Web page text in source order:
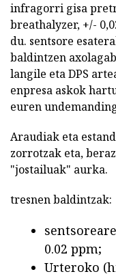
infragorri gisa
breathalyzer, +/-
du. sentsore
baldintzen
langile eta DPS
enpresa askok
euren
Araudiak eta
zorrotzak eta,
"jostailuak" aurka.
tresnen baldintzak:
0.02 ppm;
Urteroko